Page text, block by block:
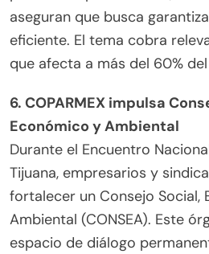
aseguran que busca
eficiente. El tema cobra
que afecta a más del 60%
6. COPARMEX impulsa
Económico y Ambiental
Durante el Encuentro
Tijuana, empresarios y
fortalecer un Consejo Social,
Ambiental (CONSEA). Este
espacio de diálogo